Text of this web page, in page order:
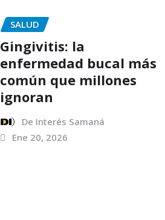
SALUD
Gingivitis: la
enfermedad bucal más
común que millones
ignoran
De Interés Samaná
Ene 20, 2026